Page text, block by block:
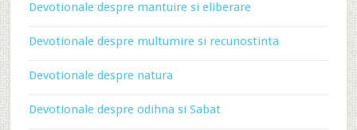
Devotionale despre mantuire si eliberare
Devotionale despre multumire si recunostinta
Devotionale despre natura
Devotionale despre odihna si Sabat